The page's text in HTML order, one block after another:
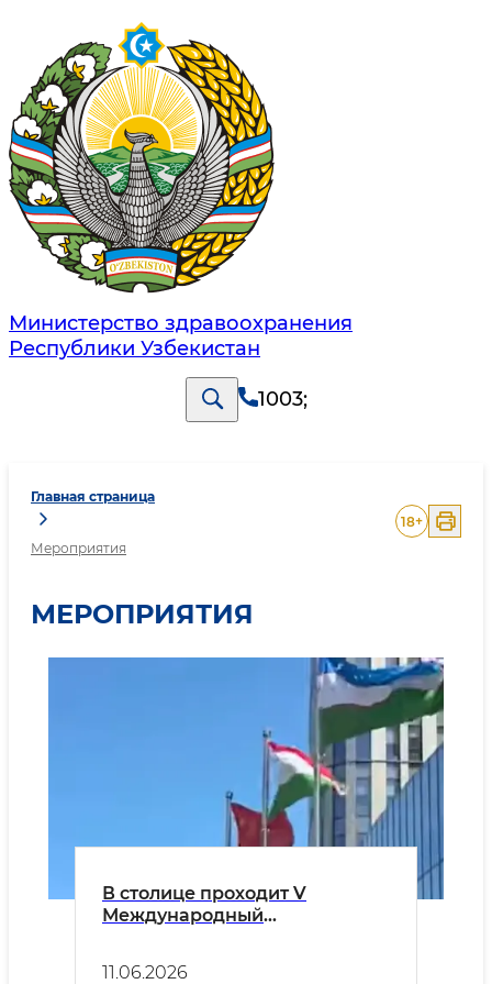
Министерство здравоохранения
Республики Узбекистан
1003;
Главная страница
Мероприятия
18+
МЕРОПРИЯТИЯ
В столице проходит V
Международный
11.06.2026